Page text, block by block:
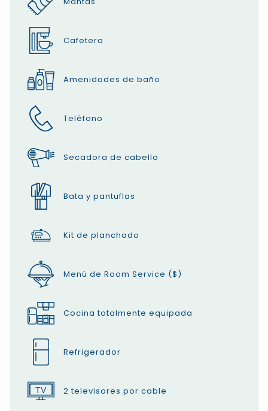
Cafetera
Amenidades de baño
Teléfono
Secadora de cabello
Bata y pantuflas
Kit de planchado
Menú de Room Service ($)
Cocina totalmente equipada
Refrigerador
2 televisores por cable